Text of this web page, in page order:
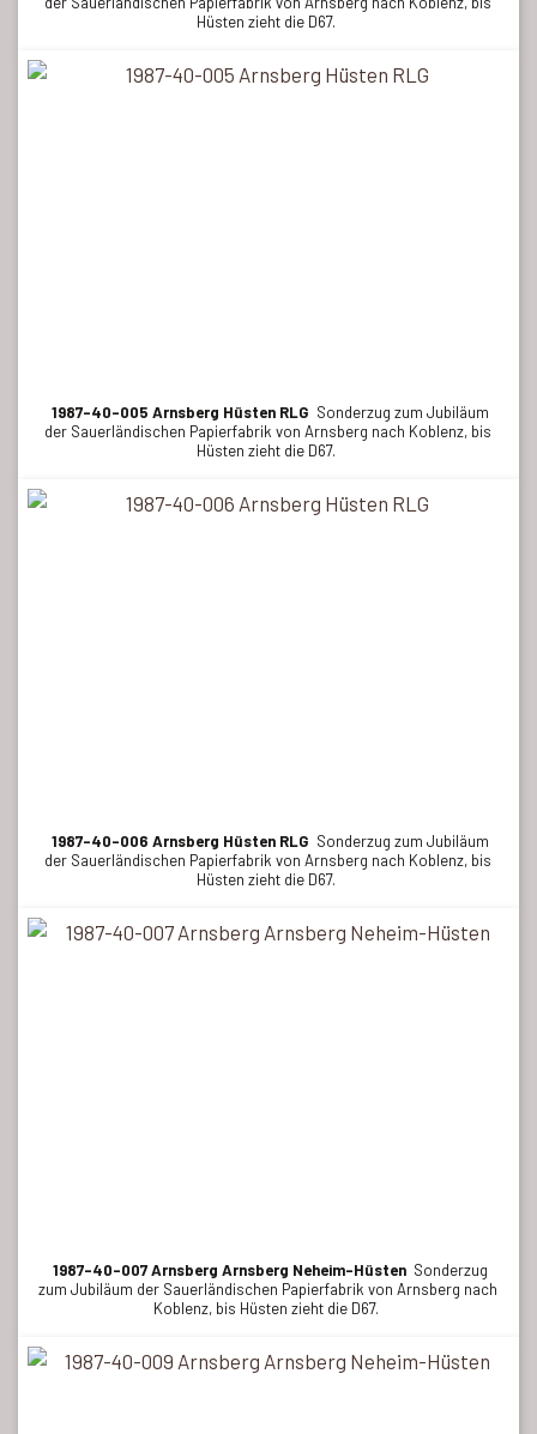
Hüsten zieht die D67.
1987-40-005 Arnsberg Hüsten RLG Sonderzug zum Jubiläum
der Sauerländischen Papierfabrik von Arnsberg nach Koblenz, bis
Hüsten zieht die D67.
1987-40-006 Arnsberg Hüsten RLG Sonderzug zum Jubiläum
der Sauerländischen Papierfabrik von Arnsberg nach Koblenz, bis
Hüsten zieht die D67.
1987-40-007 Arnsberg Arnsberg Neheim-Hüsten Sonderzug
zum Jubiläum der Sauerländischen Papierfabrik von Arnsberg nach
Koblenz, bis Hüsten zieht die D67.